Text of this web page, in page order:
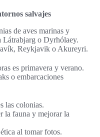
salvajes
de aves marinas y
Látrabjarg o Dyrhólaey.
Reykjavik o Akureyri.
es primavera y verano.
o embarcaciones
las colonias.
la fauna y mejorar la
al tomar fotos.